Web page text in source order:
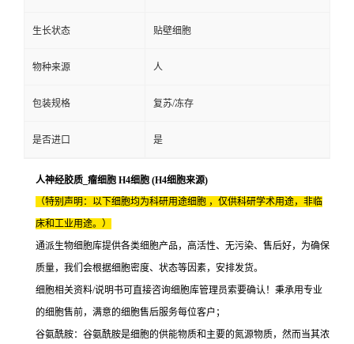
生长状态 贴壁细胞
物种来源 人
包装规格 复苏/冻存
是否进口 是
人神经胶质_瘤细胞 H4细胞 (H4细胞来源)
（特别声明：以下细胞均为科研用途细胞 ，仅供科研学术用途，非临
床和工业用途。）
通派生物细胞库提供各类细胞产品，高活性、无污染、售后好，为确保
质量，我们会根据细胞密度、状态等因素，安排发货。
细胞相关资料/说明书可直接咨询细胞库管理员索要确认！秉承用专业
的细胞售前，满意的细胞售后服务每位客户；
谷氨酰胺：谷氨酰胺是细胞的供能物质和主要的氮源物质，然而当其浓